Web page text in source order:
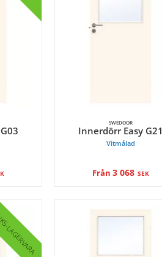
SWEDOOR
Innerdörr Easy G21
Vitmålad
Från 3 068 SEK
LAGERVARA